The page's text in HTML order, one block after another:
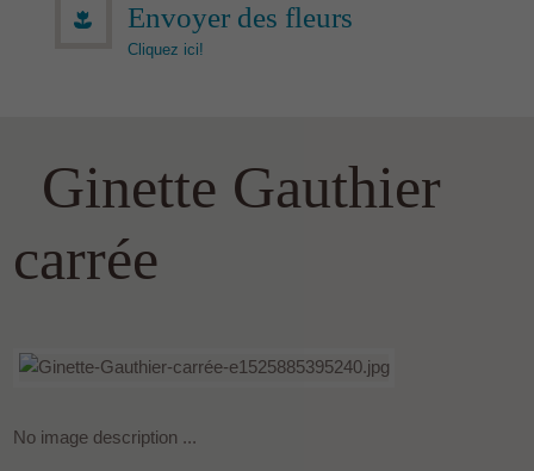
Envoyer des fleurs
Cliquez ici!
Ginette Gauthier
carrée
No image description ...